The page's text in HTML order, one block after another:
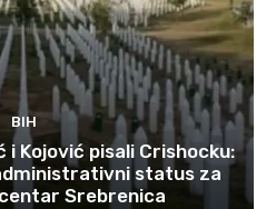
BIH
i Kojović pisali Crishocku:
status za
Srebrenica